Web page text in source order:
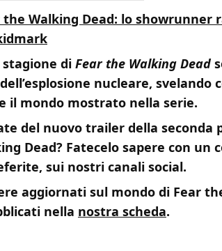
the Walking Dead: lo showrunner
di Fear the Walking Dead
nucleare, svelando
il mondo mostrato nella serie.
del nuovo trailer della seconda
Dead? Fatecelo sapere con un
sui nostri canali social.
aggiornati sul mondo di Fear
nella nostra scheda.